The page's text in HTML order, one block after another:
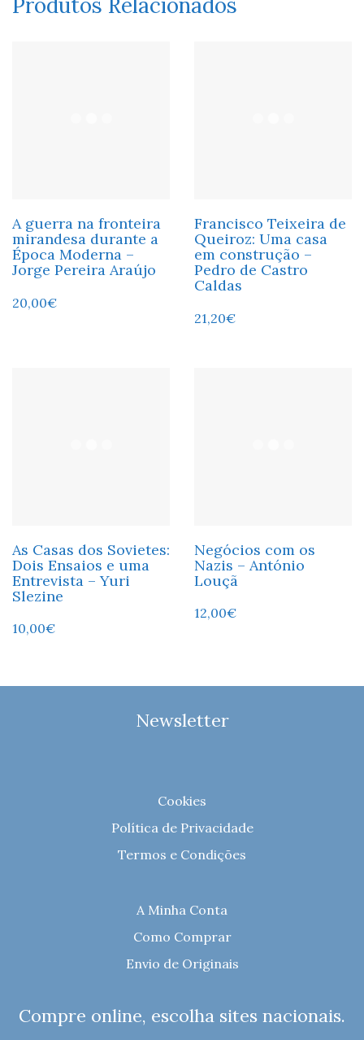
A guerra na fronteira
mirandesa durante a
Época Moderna –
Jorge Pereira Araújo
20,00€
Francisco Teixeira de
Queiroz: Uma casa
em construção –
Pedro de Castro
Caldas
21,20€
As Casas dos Sovietes:
Dois Ensaios e uma
Entrevista – Yuri
Slezine
10,00€
Negócios com os
Nazis – António
Louçã
12,00€
Newsletter
Cookies
Política de Privacidade
Termos e Condições
A Minha Conta
Como Comprar
Envio de Originais
Compre online, escolha sites nacionais.